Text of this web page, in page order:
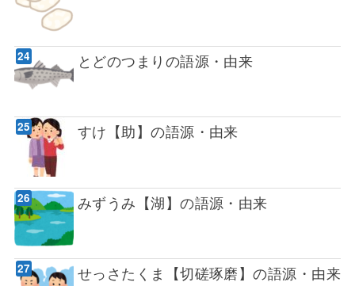
とどのつまりの語源・由来
すけ【助】の語源・由来
みずうみ【湖】の語源・由来
せっさたくま【切磋琢磨】の語源・由来